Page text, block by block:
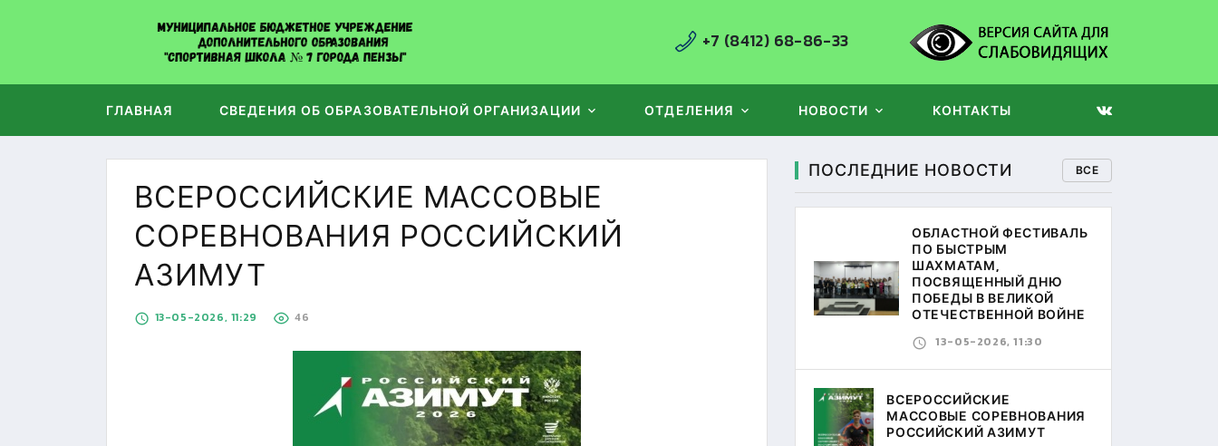
+7 (8412) 68-86-33
ГЛАВНАЯ СВЕДЕНИЯ ОБ ОБРАЗОВАТЕЛЬНОЙ ОРГАНИЗАЦИИ ОТДЕЛЕНИЯ НОВОСТИ КОНТАКТЫ
ВСЕРОССИЙСКИЕ МАССОВЫЕ
СОРЕВНОВАНИЯ РОССИЙСКИЙ
АЗИМУТ
13-05-2026, 11:29 46
ПОСЛЕДНИЕ НОВОСТИ ВСЕ
ОБЛАСТНОЙ ФЕСТИВАЛЬ
ПО БЫСТРЫМ
ШАХМАТАМ,
ПОСВЯЩЕННЫЙ ДНЮ
ПОБЕДЫ В ВЕЛИКОЙ
ОТЕЧЕСТВЕННОЙ ВОЙНЕ
13-05-2026, 11:30
ВСЕРОССИЙСКИЕ
МАССОВЫЕ СОРЕВНОВАНИЯ
РОССИЙСКИЙ АЗИМУТ